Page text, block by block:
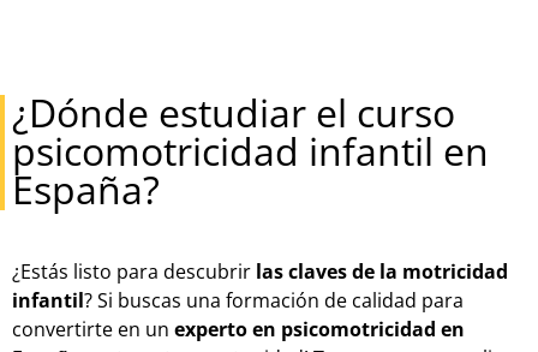
¿Dónde estudiar el curso
psicomotricidad infantil en
España?
¿Estás listo para descubrir las claves de la motricidad
infantil? Si buscas una formación de calidad para
convertirte en un experto en psicomotricidad en